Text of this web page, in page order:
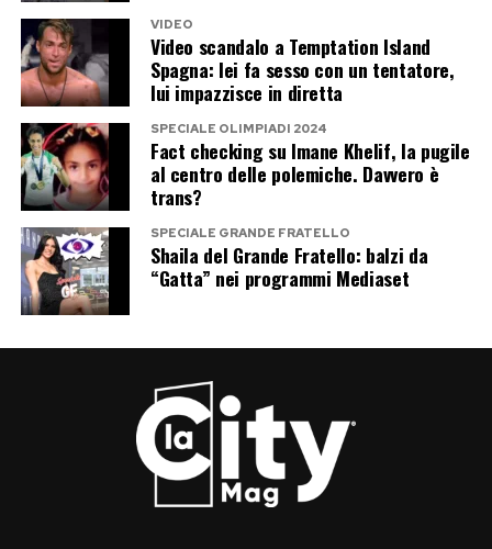
VIDEO
Video scandalo a Temptation Island
Spagna: lei fa sesso con un tentatore,
lui impazzisce in diretta
SPECIALE OLIMPIADI 2024
Fact checking su Imane Khelif, la pugile
al centro delle polemiche. Davvero è
trans?
SPECIALE GRANDE FRATELLO
Shaila del Grande Fratello: balzi da
“Gatta” nei programmi Mediaset